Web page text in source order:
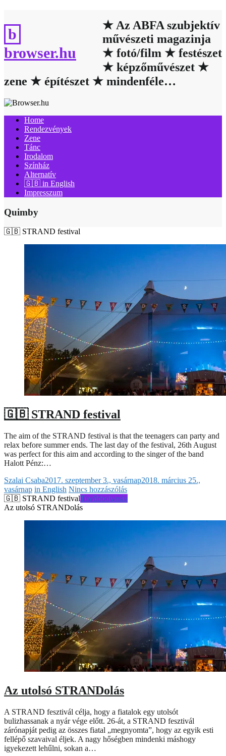
to
content
browser.hu
★ Az ABFA szubjektív
művészeti magazinja
★ fotó/film ★ festészet
★ képzőművészet ★
zene ★ építészet ★ mindenféle…
Home
Rendezvények
Zene
Tánc
Irodalom
Színház
Alternatív
🇬🇧 in English
Impresszum
Quimby
🇬🇧 STRAND festival
🇬🇧 STRAND festival
The aim of the STRAND festival is that the teenagers can party and
relax before summer ends. The last day of the festival, 26th August
was perfect for this aim and according to the singer of the band
Halott Pénz:…
Szalai Csaba2017. szeptember 3., vasárnap2018. március 25.,
vasárnap in English Nincs hozzászólás
🇬🇧 STRAND festivalTovábbolvasás
Az utolsó STRANDolás
Az utolsó STRANDolás
A STRAND fesztivál célja, hogy a fiatalok egy utolsót
bulizhassanak a nyár vége előtt. 26-át, a STRAND fesztivál
zárónapját pedig az összes fiatal „megnyomta”, hogy az egyik esti
fellépő szavaival éljek. A nagy hőségben mindenki máshogy
igyekezett lehűlni, sokan a…